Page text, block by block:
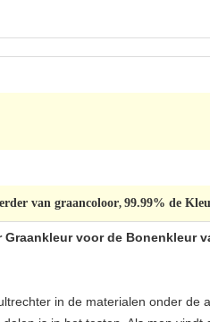
van graancoloor, 99.99% de
voor de Bonenkleur
in de materialen onder de